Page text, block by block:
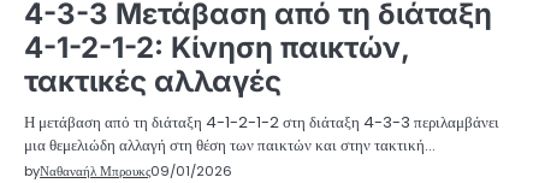
4-3-3 Μετάβαση από τη διάταξη
4-1-2-1-2: Κίνηση παικτών,
τακτικές αλλαγές
Η μετάβαση από τη διάταξη 4-1-2-1-2 στη διάταξη 4-3-3 περιλαμβάνει
μια θεμελιώδη αλλαγή στη θέση των παικτών και στην τακτική…
byΝαθαναήλ Μπρουκς09/01/2026